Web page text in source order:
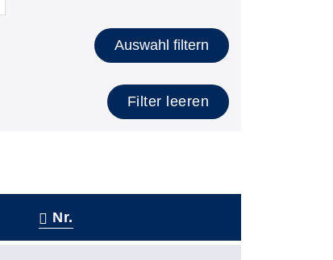
Auswahl filtern
Filter leeren
Nr.